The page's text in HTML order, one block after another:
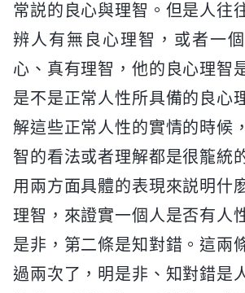
常説的良心與理智。但是人往
辨人有無良心理智，或者一
心、真有理智，他的良心理智
是不是正常人性所具備的良心
解這些正常人性的實情的時候
智的看法或者理解都是很籠統
用兩方面具體的表現來説明什
理智，來證實一個人是否有人
是非，第二條是知對錯。這兩
過兩次了，明是非、知對錯是